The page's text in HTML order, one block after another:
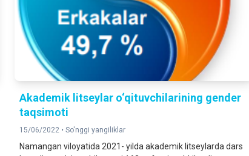
Akademik litseylar o‘qituvchilarining gender
taqsimoti
15/06/2022 • So'nggi yangiliklar
Namangan viloyatida 2021- yilda akademik litseylarda dars